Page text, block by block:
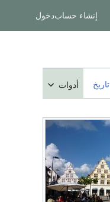
إنشاء حسابدخول
تاريخ أدوات